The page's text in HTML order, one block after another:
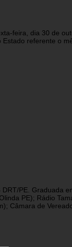
feira, dia 30 de
Estado referente o
PE. Graduada
PE); Rádio
Câmara de